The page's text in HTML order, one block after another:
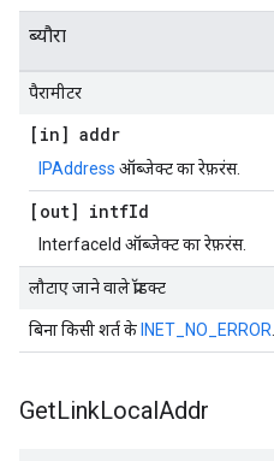
ब्यौरा
पैरामीटर
[in] addr
IPAddress ऑब्जेक्ट का रेफ़रंस.
[out] intfId
InterfaceId ऑब्जेक्ट का रेफ़रंस.
लौटाए जाने वाले प्रॉडक्ट
बिना किसी शर्त के INET_NO_ERROR
GetLinkLocalAddr